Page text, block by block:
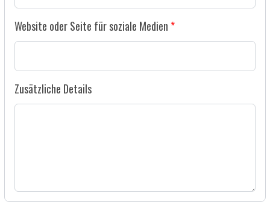
Website oder Seite für soziale Medien
Zusätzliche Details